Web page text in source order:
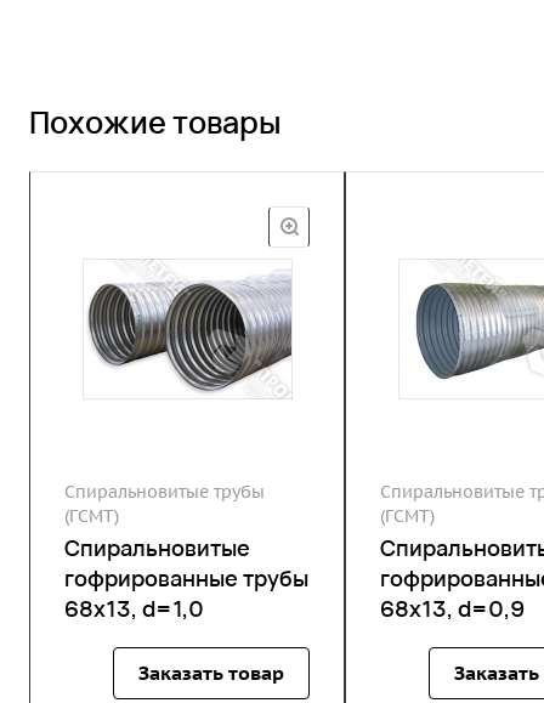
Похожие товары
Спиральновитые трубы
(ГСМТ)
Спиральновитые
гофрированные трубы
68х13, d=1,0
Заказать товар
Спиральновитые
(ГСМТ)
68х13, d=0,9